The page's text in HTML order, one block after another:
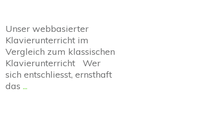
Unser webbasierter
Klavierunterricht im
Vergleich zum klassischen
Klavierunterricht Wer
sich entschliesst, ernsthaft
das ...